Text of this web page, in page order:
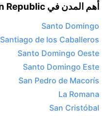
أهم المدن في Dominican Republic
Santo Domingo
Santiago de los Caballeros
Santo Domingo Oeste
Santo Domingo Este
San Pedro de Macorís
La Romana
San Cristóbal